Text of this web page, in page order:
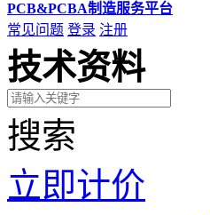
PCB&PCBA制造服务平台
常见问题 登录 注册
技术资料
搜索
立即计价